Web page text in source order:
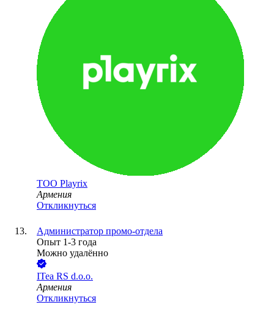
ТОО Playrix
Армения
Откликнуться
Администратор промо-отдела
Опыт 1-3 года
Можно удалённо
ITea RS d.o.o.
Армения
Откликнуться